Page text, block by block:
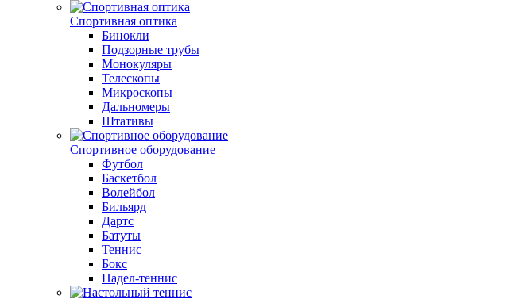
Спортивная оптика
Бинокли
Подзорные трубы
Монокуляры
Телескопы
Микроскопы
Дальномеры
Штативы
Спортивное оборудование
Футбол
Баскетбол
Волейбол
Бильярд
Дартс
Батуты
Теннис
Бокс
Падел-теннис